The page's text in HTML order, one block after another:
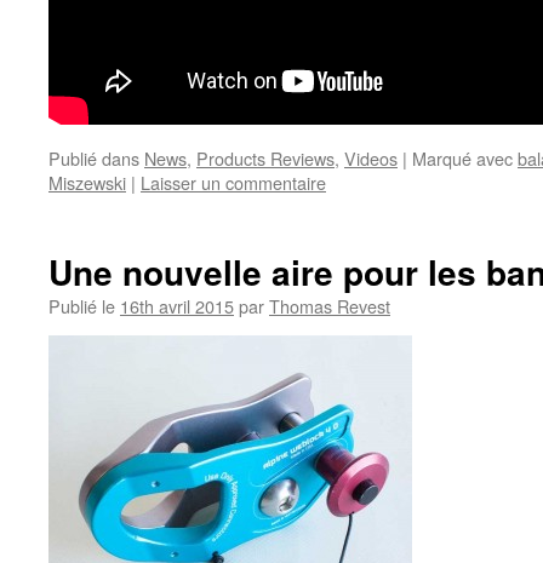
Publié dans News, Products Reviews, Videos | Marqué avec
Miszewski | Laisser un commentaire
Une nouvelle aire pour les
Publié le 16th avril 2015parThomas Revest